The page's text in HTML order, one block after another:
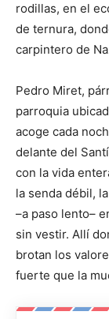
rodillas, en el
de ternura,
carpintero de
Pedro Miret,
parroquia
acoge cada
delante del
con la vida
la senda débil,
–a paso lento–
sin vestir. Allí
brotan los
fuerte que la